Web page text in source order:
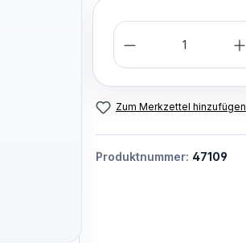
Anzahl
Zum Merkzettel hinzufügen
Produktnummer: 47109